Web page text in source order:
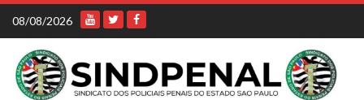
Skip
content
08/08/2026